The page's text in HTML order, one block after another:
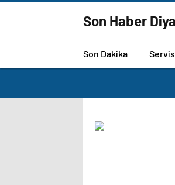
Son Haber
Son Dakika